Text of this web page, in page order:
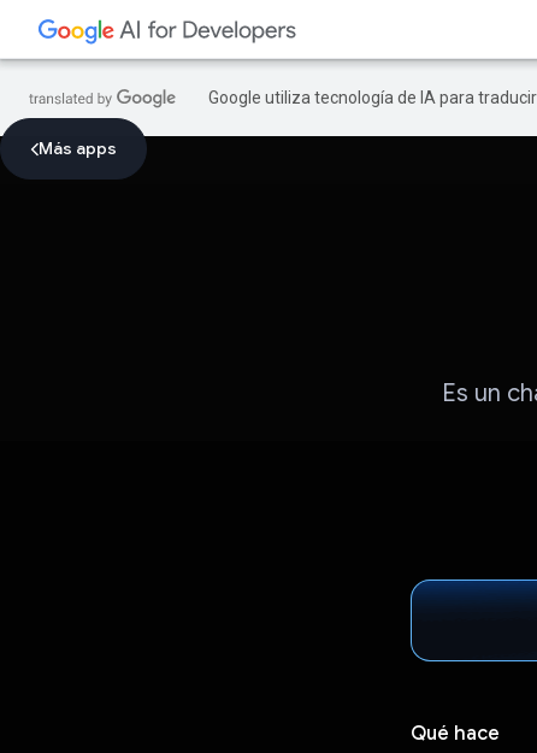
Google utiliza tecnología de IA para
Más apps
Es un
Qué hace